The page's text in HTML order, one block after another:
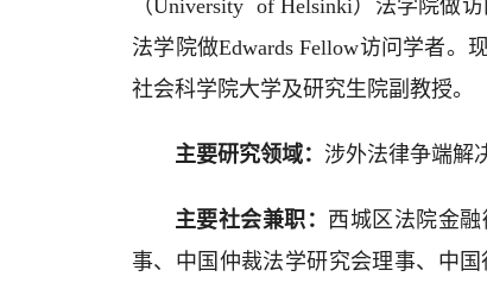
（University of Helsinki）法学院做
法学院做Edwards Fellow访问学者
社会科学院大学及研究生院副教授。
主要研究领域： 涉外法律争端解
主要社会兼职： 西城区法院金融
事、中国仲裁法学研究会理事、中